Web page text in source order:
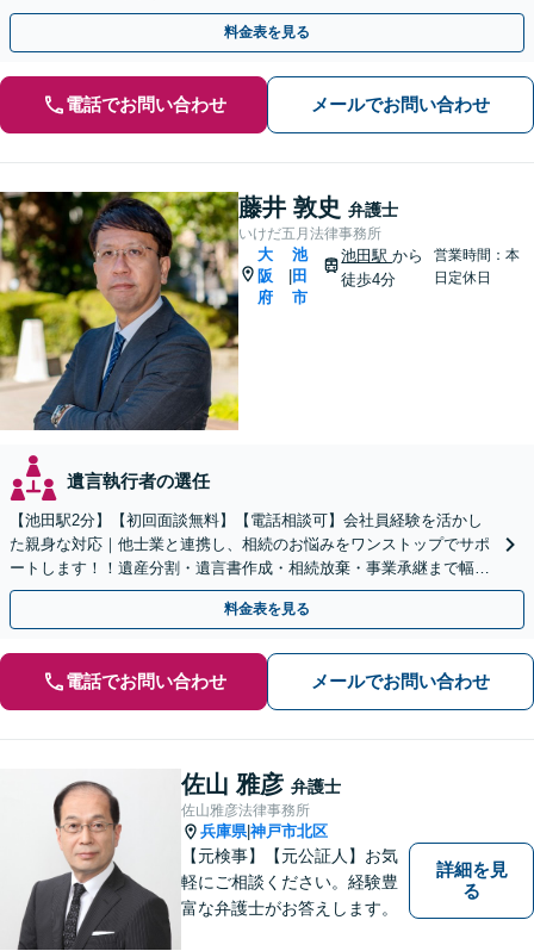
棄はお任せください【地域密着】
料金表を見る
電話でお問い合わせ メールでお問い合わせ
藤井 敦史 弁護士
いけだ五月法律事務所
大
阪
府
池
田
市
池田駅から
徒歩4分
営業時間：本
日定休日
遺言執行者の選任
【池田駅2分】【初回面談無料】【電話相談可】会社員経験を活かし
た親身な対応｜他士業と連携し、相続のお悩みをワンストップでサポ
ートします！！遺産分割・遺言書作成・相続放棄・事業承継まで幅広
く対応【休日・夜間対応可】
料金表を見る
電話でお問い合わせ メールでお問い合わせ
佐山 雅彦 弁護士
佐山雅彦法律事務所
兵庫県|神戸市北区
【元検事】【元公証人】お気
軽にご相談ください。経験豊
富な弁護士がお答えします。
詳細を見
る